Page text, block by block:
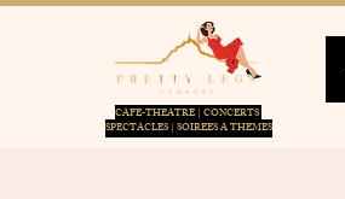
CAFE-THEATRE | CONCERTS
SPECTACLES | SOIREES A THEMES